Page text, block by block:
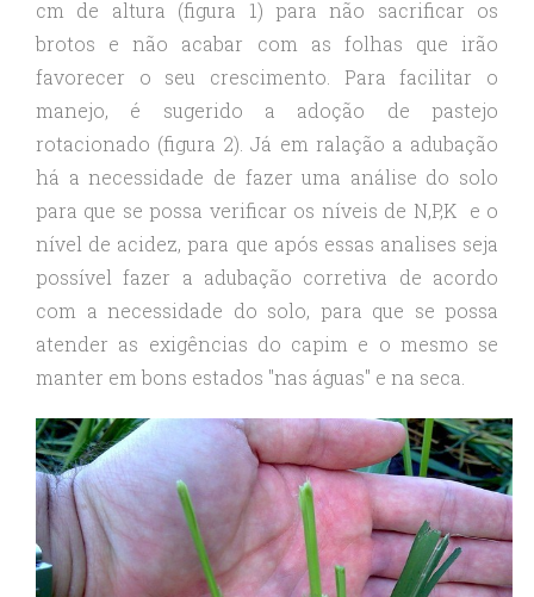
cm de altura (figura 1) para não sacrificar os
brotos e não acabar com as folhas que irão
favorecer o seu crescimento. Para facilitar o
manejo, é sugerido a adoção de pastejo
rotacionado (figura 2). Já em ralação a adubação
há a necessidade de fazer uma análise do solo
para que se possa verificar os níveis de N,P,K e o
nível de acidez, para que após essas analises seja
possível fazer a adubação corretiva de acordo
com a necessidade do solo, para que se possa
atender as exigências do capim e o mesmo se
manter em bons estados "nas águas" e na seca.